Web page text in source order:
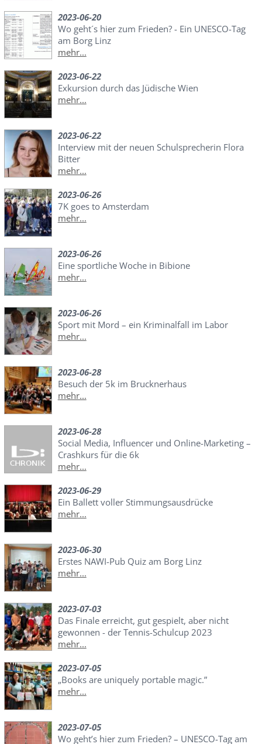
2023-06-20
Wo geht´s hier zum Frieden? - Ein UNESCO-Tag
am Borg Linz
mehr...
2023-06-22
Exkursion durch das Jüdische Wien
mehr...
2023-06-22
Interview mit der neuen Schulsprecherin Flora
Bitter
mehr...
2023-06-26
7K goes to Amsterdam
mehr...
2023-06-26
Eine sportliche Woche in Bibione
mehr...
2023-06-26
Sport mit Mord – ein Kriminalfall im Labor
mehr...
2023-06-28
Besuch der 5k im Brucknerhaus
mehr...
2023-06-28
Social Media, Influencer und Online-Marketing –
Crashkurs für die 6k
mehr...
2023-06-29
Ein Ballett voller Stimmungsausdrücke
mehr...
2023-06-30
Erstes NAWI-Pub Quiz am Borg Linz
mehr...
2023-07-03
Das Finale erreicht, gut gespielt, aber nicht
gewonnen - der Tennis-Schulcup 2023
mehr...
2023-07-05
„Books are uniquely portable magic.”
mehr...
2023-07-05
Wo geht’s hier zum Frieden? – UNESCO-Tag am